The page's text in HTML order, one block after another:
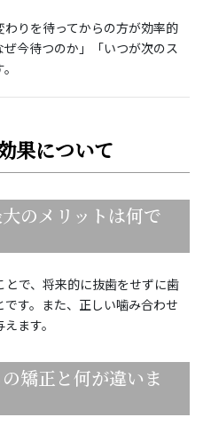
りを待ってからの方が効率的
今待つのか」「いつが次のス
果について
のメリットは何で
で、将来的に抜歯をせずに歯
す。また、正しい噛み合わせ
ます。
矯正と何が違いま